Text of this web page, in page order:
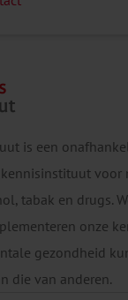
is een
voor
tabak en drugs.
onze
gezondheid
die van anderen.